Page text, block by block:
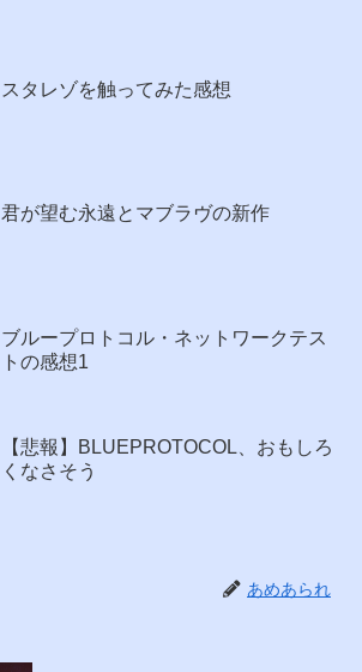
スタレゾを触ってみた感想
君が望む永遠とマブラヴの新作
ブループロトコル・ネットワークテス
トの感想1
【悲報】BLUEPROTOCOL、おもしろ
くなさそう
あめあられ